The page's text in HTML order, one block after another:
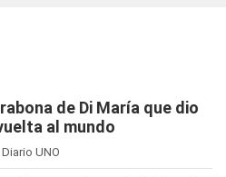
de Di María que dio
al mundo
UNO